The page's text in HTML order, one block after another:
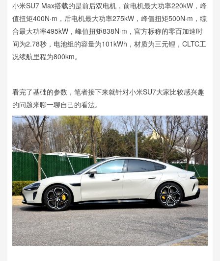
小米SU7 Max搭载的是前后双电机，前电机最大功率220kW，峰
值扭矩400N·m，后电机最大功率275kW，峰值扭矩500N·m，综
合最大功率495kW，峰值扭矩838N·m，官方标称的零百加速时
间为2.78秒，电池组的容量为101kWh，材质为三元锂，CLTC工
况续航里程为800km。
看完了基础的参数，笔者接下来就针对小米SU7大家比较感兴趣
的问题来聊一聊自己的看法。